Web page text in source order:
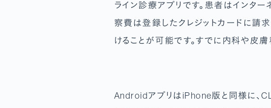
ライン診療アプリです。患者はインタ
察費は登録したクレジットカードに請
けることが可能です。すでに内科や皮
AndroidアプリはiPhone版と同様に、